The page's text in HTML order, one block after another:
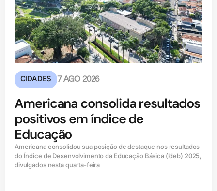
CIDADES 7 AGO 2026
Americana consolida resultados
positivos em índice de
Educação
Americana consolidou sua posição de destaque nos resultados
do Índice de Desenvolvimento da Educação Básica (ldeb) 2025,
divulgados nesta quarta-feira